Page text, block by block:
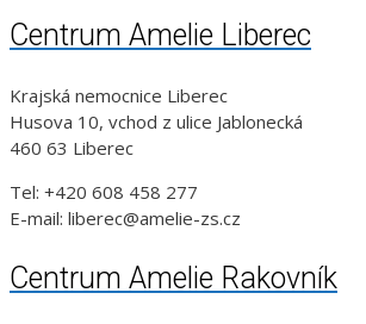
Centrum Amelie Liberec
Krajská nemocnice Liberec
Husova 10, vchod z ulice Jablonecká
460 63 Liberec
Tel: +420 608 458 277
E-mail: liberec@amelie-zs.cz
Centrum Amelie Rakovník